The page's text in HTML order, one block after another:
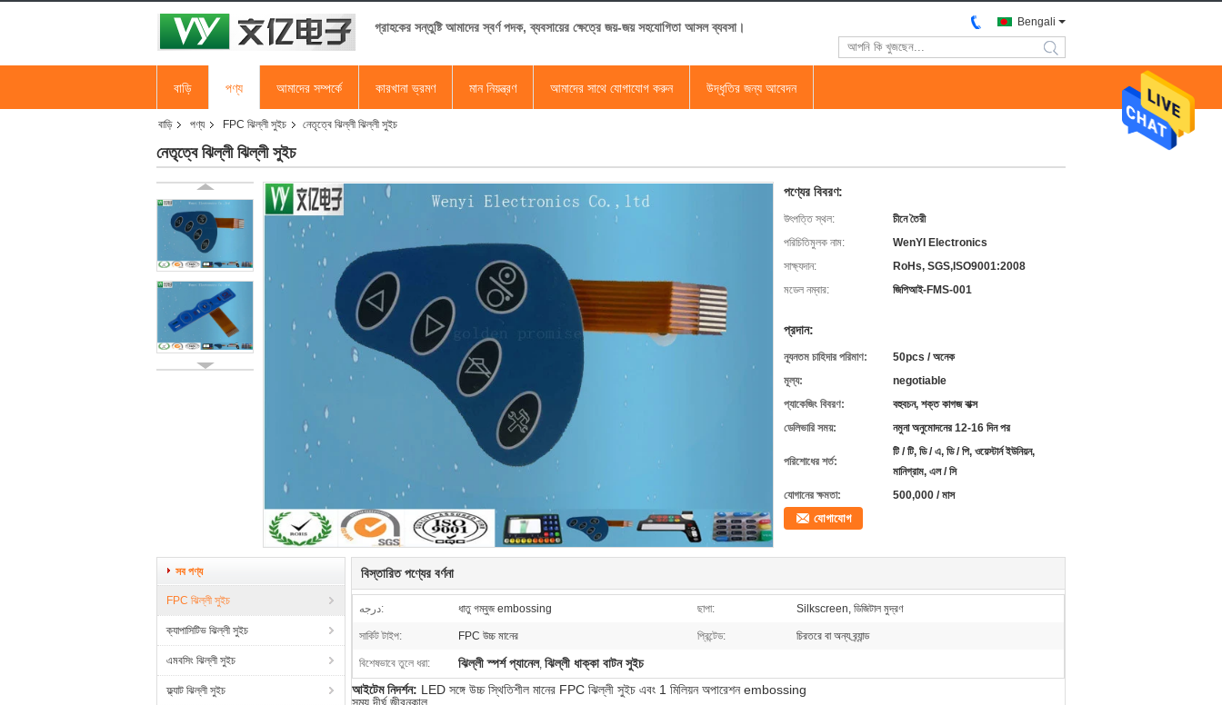
গ্রাহকের সন্তুষ্টি আমাদের স্বর্ণ পদক, ব্যবসায়ের ক্ষেত্রে জয়-জয় সহযোগিতা আসল ব্যবসা। Bengali
search
বাড়ি পণ্য আমাদের সম্পর্কে কারখানা ভ্রমণ মান নিয়ন্ত্রণ আমাদের সাথে যোগাযোগ করুন উদ্ধৃতির জন্য আবেদন
বাড়ি পণ্য FPC ঝিল্লী সুইচ নেতৃত্বে ঝিল্লী ঝিল্লী সুইচ
নেতৃত্বে ঝিল্লী ঝিল্লী সুইচ
পণ্যের বিবরণ:
উৎপত্তি স্থল:
চীনে তৈরী
পরিচিতিমুলক নাম:
WenYI Electronics
সাক্ষ্যদান:
RoHs, SGS,ISO9001:2008
মডেল নম্বার:
জিপিআই-FMS-001
প্রদান:
ন্যূনতম চাহিদার পরিমাণ:
50pcs / অনেক
মূল্য:
negotiable
প্যাকেজিং বিবরণ:
বহুবচন, শক্ত কাগজ বাক্স
ডেলিভারি সময়:
নমুনা অনুমোদনের 12-16 দিন পর
পরিশোধের শর্ত:
টি / টি, ডি / এ, ডি / পি, ওয়েস্টার্ন ইউনিয়ন,
মানিগ্রাম, এল / সি
যোগানের ক্ষমতা:
500,000 / মাস
যোগাযোগ
সব পণ্য
FPC ঝিল্লী সুইচ
ক্যাপাসিটিভ ঝিল্লী সুইচ
এমবসিং ঝিল্লী সুইচ
ফ্ল্যাট ঝিল্লী সুইচ
বিস্তারিত পণ্যের বর্ণনা
درجه: ধাতু গম্বুজ embossing ছাপা: Silkscreen, ডিজিটাল মুদ্রণ
সার্কিট টাইপ: FPC উচ্চ মানের প্রিন্টেড: চিরতরে বা অন্য ব্র্যান্ড
বিশেষভাবে তুলে ধরা: ঝিল্লী স্পর্শ প্যানেল, ঝিল্লী ধাক্কা বাটন সুইচ
আইটেম নিদর্শন: LED সঙ্গে উচ্চ স্থিতিশীল মানের FPC ঝিল্লী সুইচ এবং 1 মিলিয়ন অপারেশন embossing